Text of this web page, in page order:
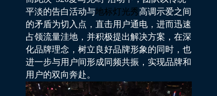
平淡的告白活动与地标灯光秀高调示爱之间
的矛盾为切入点，直击用户通电，进而迅速
占领流量洼地，并积极提出解决方案，在深
化品牌理念，树立良好品牌形象的同时，也
进一步与用户间形成同频共振，实现品牌和
用户的双向奔赴。